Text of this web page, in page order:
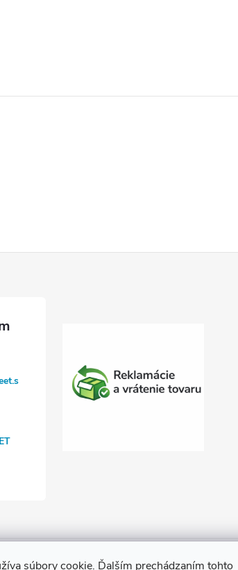
súbory cookie. Ďalším prechádzaním tohto
závlahy Cenová ponuka na závlahu Blogové články